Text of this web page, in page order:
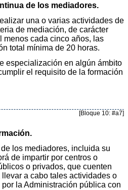
de los mediadores.
una o varias actividades de
de mediación, de carácter
menos cada cinco años, las
total mínima de 20 horas.
especialización en algún ámbito
el requisito de la formación
[Bloque 10: #a7]
los mediadores, incluida su
de impartir por centros o
o privados, que cuenten
a cabo tales actividades o
la Administración pública con